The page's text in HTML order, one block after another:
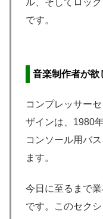
ル、そしてロッ
です。
音楽制作者が欲
コンプレッサー
ザインは、1980
コンソール用バ
ます。
今日に至るまで
です。このセク